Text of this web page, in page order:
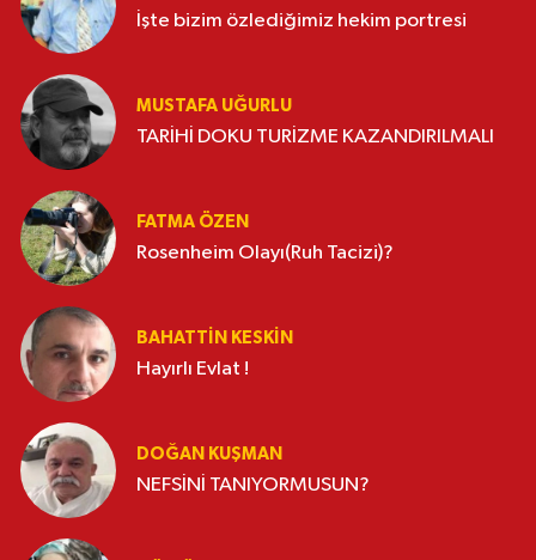
İşte bizim özlediğimiz hekim portresi
MUSTAFA UĞURLU
TARİHİ DOKU TURİZME KAZANDIRILMALI
FATMA ÖZEN
Rosenheim Olayı(Ruh Tacizi)?
BAHATTIN KESKİN
Hayırlı Evlat !
DOĞAN KUŞMAN
NEFSİNİ TANIYORMUSUN?